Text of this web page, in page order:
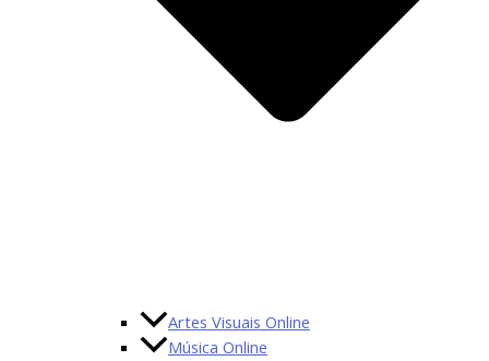
Artes Visuais Online
Música Online